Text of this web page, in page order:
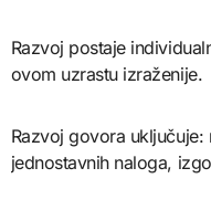
Razvoj postaje
ovom uzrastu izraženije.
Razvoj govora uključuje:
jednostavnih naloga,